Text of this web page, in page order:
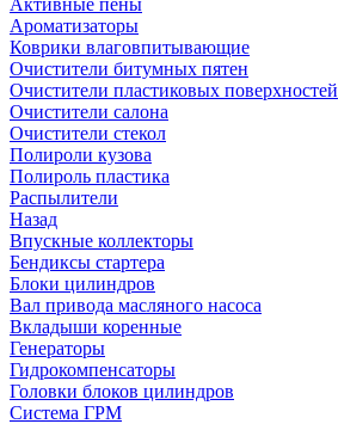
Активные пены
Ароматизаторы
Коврики влаговпитывающие
Очистители битумных пятен
Очистители пластиковых поверхностей
Очистители салона
Очистители стекол
Полироли кузова
Полироль пластика
Распылители
Назад
Впускные коллекторы
Бендиксы стартера
Блоки цилиндров
Вал привода масляного насоса
Вкладыши коренные
Генераторы
Гидрокомпенсаторы
Головки блоков цилиндров
Система ГРМ